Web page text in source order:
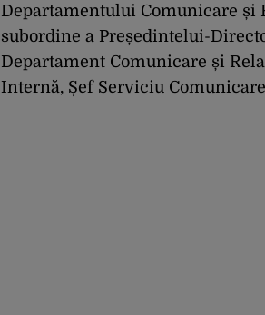
Departamentului Comunicare
subordine a Președintelui-
Departament Comunicare și
Internă, Șef Serviciu